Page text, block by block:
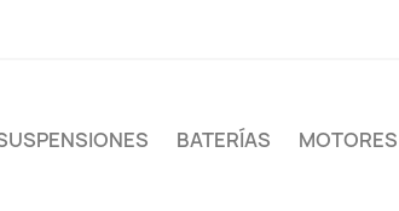
BATERÍAS MOTORES